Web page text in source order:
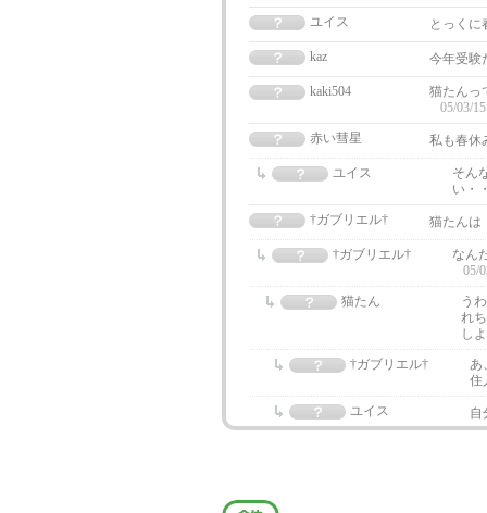
ユイス
とっくに
kaz 今年受験
kaki504
猫たんっ
05/03/
赤い彗星
私も春休
ユイス
そん
い・
†ガブリエル†
猫たんは
†ガブリエル†
なん
05/
猫たん
う
れ
し
†ガブリエル†
あ
住
ユイス
自